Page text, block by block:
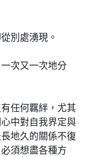
別處湧現。
次又一次地分
任何羈絆，尤其
中對自我界定與
地久的關係不復
須想盡各種方